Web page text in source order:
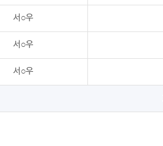
서○우
서○우
서○우